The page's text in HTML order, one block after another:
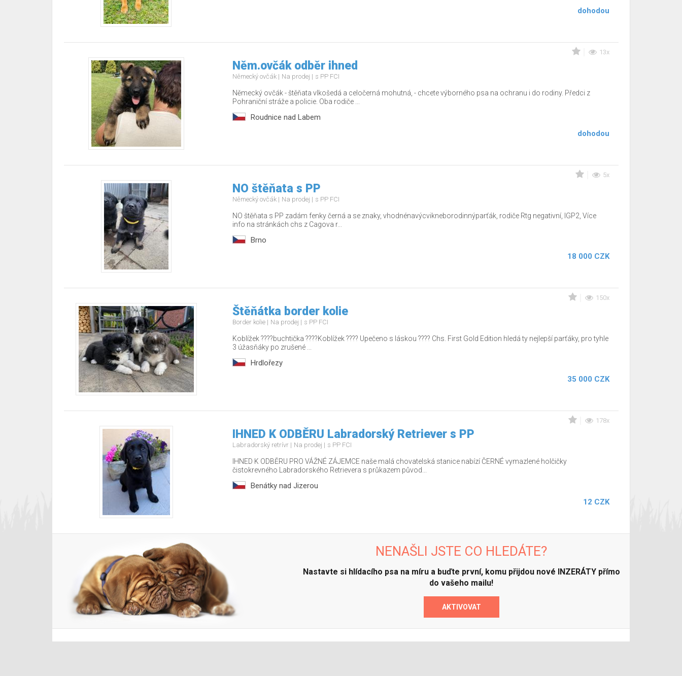
dohodou
13x
Něm.ovčák odběr ihned
Německý ovčák Na prodej s PP FCI
Německý ovčák - štěňata vlkošedá a celočerná mohutná, - chcete výborného psa na ochranu i do rodiny. Předci z
Pohraniční stráže a policie. Oba rodiče ...
Roudnice nad Labem
dohodou
5x
NO štěňata s PP
Německý ovčák Na prodej s PP FCI
NO štěňata s PP zadám fenky černá a se znaky, vhodnénavýcvikneborodinnýparťák, rodiče Rtg negativní, IGP2, Více
info na stránkách chs z Cagova r...
Brno
18 000 CZK
150x
Štěňátka border kolie
Border kolie Na prodej s PP FCI
Koblížek ????buchtička ????Koblížek ???? Upečeno s láskou ???? Chs. First Gold Edition hledá ty nejlepší parťáky, pro tyhle
3 úžasňáky po zrušené ...
Hrdlořezy
35 000 CZK
178x
IHNED K ODBĚRU Labradorský Retriever s PP
Labradorský retrívr Na prodej s PP FCI
IHNED K ODBĚRU PRO VÁŽNÉ ZÁJEMCE naše malá chovatelská stanice nabízí ČERNÉ vymazlené holčičky
čistokrevného Labradorského Retrievera s průkazem původ...
Benátky nad Jizerou
12 CZK
NENAŠLI JSTE CO HLEDÁTE?
Nastavte si hlídacího psa na míru a buďte první, komu přijdou nové INZERÁTY přímo
do vašeho mailu!
AKTIVOVAT